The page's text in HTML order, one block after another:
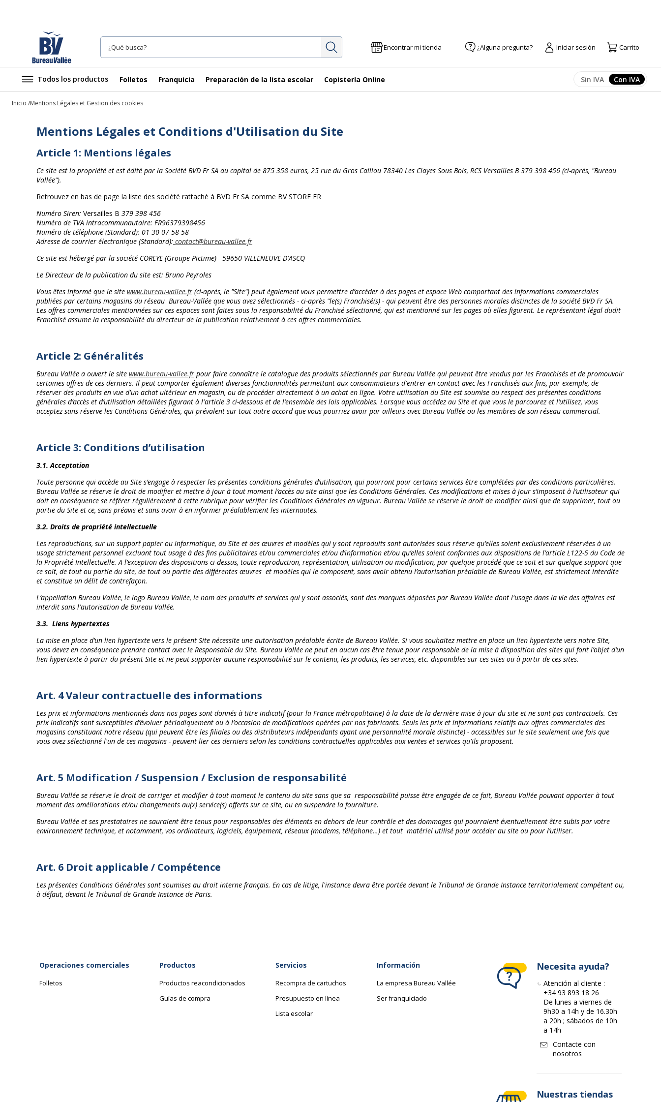
InvestigaciónEncontrar mi tienda ¿Alguna pregunta? Iniciar sesión Carrito
Todos los productos Folletos Franquicia Preparación de la lista escolar Copistería Online Afficher les prix
Sin IVA Afficher
Con IVA
Inicio Mentions Légales et Gestion des cookies
Mentions Légales et Conditions d'Utilisation du Site
Article 1: Mentions légales
Ce site est la propriété et est édité par la Société BVD Fr SA au capital de 875 358 euros, 25 rue du Gros Caillou 78340 Les Clayes Sous Bois, RCS Versailles B 379 398 456 (ci-après, "Bureau
Vallée").
Retrouvez en bas de page la liste des société rattaché à BVD Fr SA comme BV STORE FR
Numéro Siren: Versailles B 379 398 456
Numéro de TVA intracommunautaire: FR96379398456
Numéro de téléphone (Standard): 01 30 07 58 58
Adresse de courrier électronique (Standard): contact@bureau-vallee.fr
Ce site est hébergé par la société COREYE (Groupe Pictime) - 59650 VILLENEUVE D'ASCQ
Le Directeur de la publication du site est: Bruno Peyroles
Vous êtes informé que le site www.bureau-vallee.fr (ci-après, le "Site") peut également vous permettre d’accéder à des pages et espace Web comportant des informations commerciales
publiées par certains magasins du réseau Bureau-Vallée que vous avez sélectionnés - ci-après "le(s) Franchisé(s) - qui peuvent être des personnes morales distinctes de la société BVD Fr SA.
Les offres commerciales mentionnées sur ces espaces sont faites sous la responsabilité du Franchisé sélectionné, qui est mentionné sur les pages où elles figurent. Le représentant légal dudit
Franchisé assume la responsabilité du directeur de la publication relativement à ces offres commerciales.
Article 2: Généralités
Bureau Vallée a ouvert le site www.bureau-vallee.fr pour faire connaître le catalogue des produits sélectionnés par Bureau Vallée qui peuvent être vendus par les Franchisés et de promouvoir
certaines offres de ces derniers. Il peut comporter également diverses fonctionnalités permettant aux consommateurs d'entrer en contact avec les Franchisés aux fins, par exemple, de
réserver des produits en vue d'un achat ultérieur en magasin, ou de procéder directement à un achat en ligne. Votre utilisation du Site est soumise au respect des présentes conditions
générales d’accès et d’utilisation détaillées figurant à l'article 3 ci-dessous et de l’ensemble des lois applicables. Lorsque vous accédez au Site et que vous le parcourez et l’utilisez, vous
acceptez sans réserve les Conditions Générales, qui prévalent sur tout autre accord que vous pourriez avoir par ailleurs avec Bureau Vallée ou les membres de son réseau commercial.
Article 3: Conditions d’utilisation
3.1. Acceptation
Toute personne qui accède au Site s’engage à respecter les présentes conditions générales d’utilisation, qui pourront pour certains services être complétées par des conditions particulières.
Bureau Vallée se réserve le droit de modifier et mettre à jour à tout moment l’accès au site ainsi que les Conditions Générales. Ces modifications et mises à jour s’imposent à l’utilisateur qui
doit en conséquence se référer régulièrement à cette rubrique pour vérifier les Conditions Générales en vigueur. Bureau Vallée se réserve le droit de modifier ainsi que de supprimer, tout ou
partie du Site et ce, sans préavis et sans avoir à en informer préalablement les internautes.
3.2. Droits de propriété intellectuelle
Les reproductions, sur un support papier ou informatique, du Site et des œuvres et modèles qui y sont reproduits sont autorisées sous réserve qu’elles soient exclusivement réservées à un
usage strictement personnel excluant tout usage à des fins publicitaires et/ou commerciales et/ou d’information et/ou qu’elles soient conformes aux dispositions de l’article L122-5 du Code de
la Propriété Intellectuelle. A l’exception des dispositions ci-dessus, toute reproduction, représentation, utilisation ou modification, par quelque procédé que ce soit et sur quelque support que
ce soit, de tout ou partie du site, de tout ou partie des différentes œuvres et modèles qui le composent, sans avoir obtenu l’autorisation préalable de Bureau Vallée, est strictement interdite
et constitue un délit de contrefaçon.
L’appellation Bureau Vallée, le logo Bureau Vallée, le nom des produits et services qui y sont associés, sont des marques déposées par Bureau Vallée dont l'usage dans la vie des affaires est
interdit sans l'autorisation de Bureau Vallée.
3.3. Liens hypertextes
La mise en place d’un lien hypertexte vers le présent Site nécessite une autorisation préalable écrite de Bureau Vallée. Si vous souhaitez mettre en place un lien hypertexte vers notre Site,
vous devez en conséquence prendre contact avec le Responsable du Site. Bureau Vallée ne peut en aucun cas être tenue pour responsable de la mise à disposition des sites qui font l’objet d’un
lien hypertexte à partir du présent Site et ne peut supporter aucune responsabilité sur le contenu, les produits, les services, etc. disponibles sur ces sites ou à partir de ces sites.
Art. 4 Valeur contractuelle des informations
Les prix et informations mentionnés dans nos pages sont donnés à titre indicatif (pour la France métropolitaine) à la date de la dernière mise à jour du site et ne sont pas contractuels. Ces
prix indicatifs sont susceptibles d’évoluer périodiquement ou à l’occasion de modifications opérées par nos fabricants. Seuls les prix et informations relatifs aux offres commerciales des
magasins constituant notre réseau (qui peuvent être les filiales ou des distributeurs indépendants ayant une personnalité morale distincte) - accessibles sur le site seulement une fois que
vous avez sélectionné l'un de ces magasins - peuvent lier ces derniers selon les conditions contractuelles applicables aux ventes et services qu'ils proposent.
Art. 5 Modification / Suspension / Exclusion de responsabilité
Bureau Vallée se réserve le droit de corriger et modifier à tout moment le contenu du site sans que sa responsabilité puisse être engagée de ce fait, Bureau Vallée pouvant apporter à tout
moment des améliorations et/ou changements au(x) service(s) offerts sur ce site, ou en suspendre la fourniture.
Bureau Vallée et ses prestataires ne sauraient être tenus pour responsables des éléments en dehors de leur contrôle et des dommages qui pourraient éventuellement être subis par votre
environnement technique, et notamment, vos ordinateurs, logiciels, équipement, réseaux (modems, téléphone…) et tout matériel utilisé pour accéder au site ou pour l’utiliser.
Art. 6 Droit applicable / Compétence
Les présentes Conditions Générales sont soumises au droit interne français. En cas de litige, l'instance devra être portée devant le Tribunal de Grande Instance territorialement compétent ou,
à défaut, devant le Tribunal de Grande Instance de Paris.
Operaciones comerciales
Folletos
Productos
Productos reacondicionados
Guías de compra
Servicios
Recompra de cartuchos
Presupuesto en línea
Lista escolar
Información
La empresa Bureau Vallée
Ser franquiciado
Necesita ayuda?
Atención al cliente :
+34 93 893 18 26
De lunes a viernes de
9h30 a 14h y de 16.30h
a 20h ; sábados de 10h
a 14h
Contacte con
nosotros
Nuestras tiendas